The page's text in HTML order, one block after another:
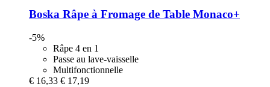
Boska Râpe à Fromage de Table Monaco+
-5%
Râpe 4 en 1
Passe au lave-vaisselle
Multifonctionnelle
€ 16,33 € 17,19